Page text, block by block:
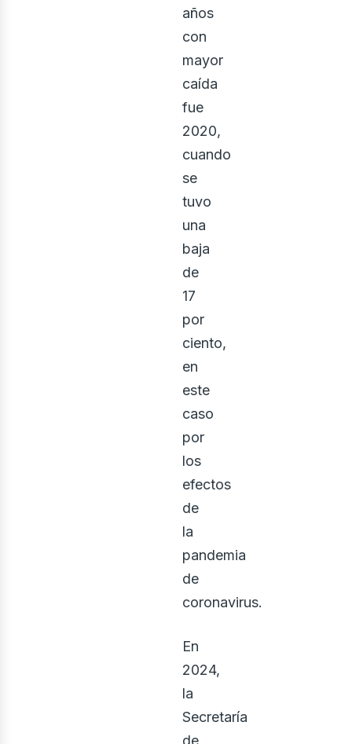
años
con
mayor
caída
fue
2020,
cuando
se
tuvo
una
baja
de
17
por
ciento,
en
este
caso
por
los
efectos
de
la
pandemia
de
coronavirus.
En
2024,
la
Secretaría
de